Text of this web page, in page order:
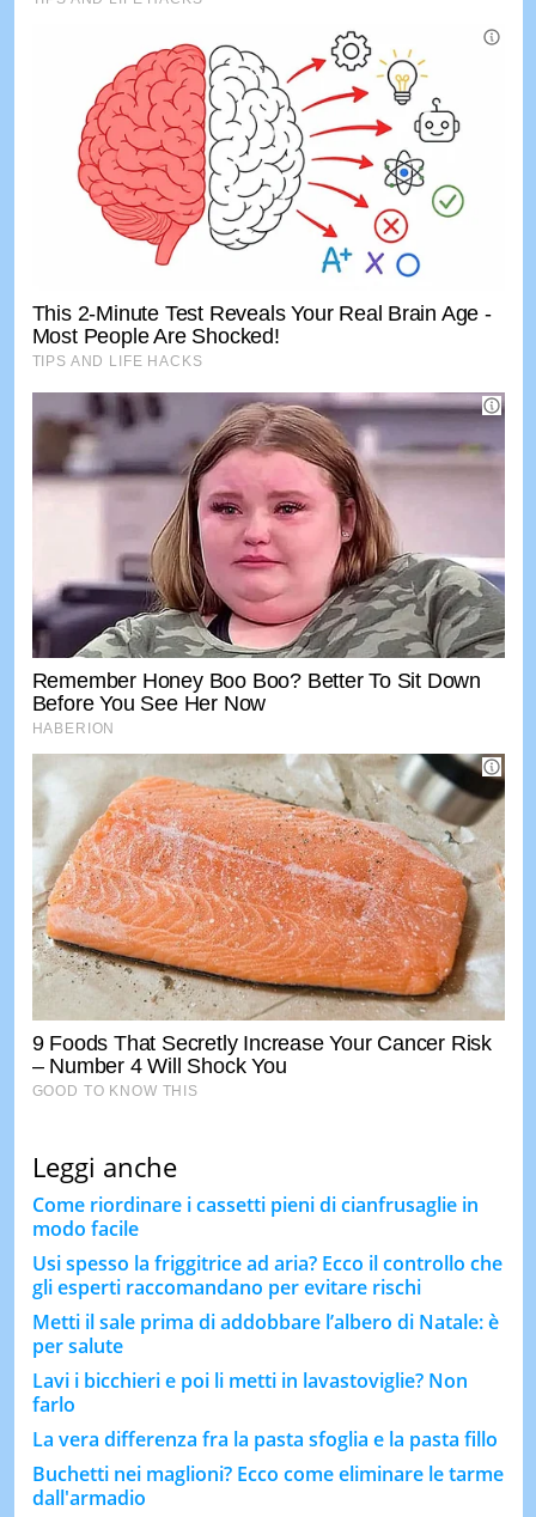
Leggi anche
Come riordinare i cassetti pieni di cianfrusaglie in
modo facile
Usi spesso la friggitrice ad aria? Ecco il controllo che
gli esperti raccomandano per evitare rischi
Metti il sale prima di addobbare l’albero di Natale: è
per salute
Lavi i bicchieri e poi li metti in lavastoviglie? Non
farlo
La vera differenza fra la pasta sfoglia e la pasta fillo
Buchetti nei maglioni? Ecco come eliminare le tarme
dall'armadio